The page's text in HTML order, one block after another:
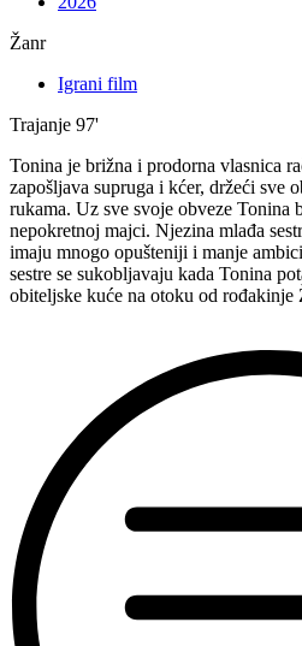
Žanr
Igrani film
Trajanje 97'
Tonina je brižna i prodorna vlasnica
zapošljava supruga i kćer, držeći sve
rukama. Uz sve svoje obveze Tonina
nepokretnoj majci. Njezina mlađa
imaju mnogo opušteniji i manje
sestre se sukobljavaju kada Tonina
obiteljske kuće na otoku od